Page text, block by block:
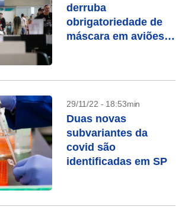
derruba
obrigatoriedade de
máscara em aviões e
29/11/22 - 18:53min
Duas novas
subvariantes da
covid são
identificadas em SP